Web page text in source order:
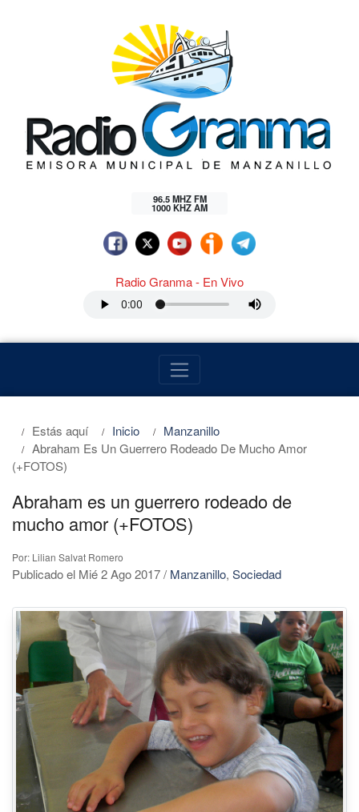
96.5 MHZ FM
1000 KHZ AM
Radio Granma - En Vivo
Estás aquí Inicio
Manzanillo
Abraham Es Un Guerrero Rodeado De Mucho Amor
(+FOTOS)
Abraham es un guerrero rodeado de
mucho amor (+FOTOS)
Por: Lilian Salvat Romero
Publicado el Mié 2 Ago 2017/ Manzanillo, Sociedad